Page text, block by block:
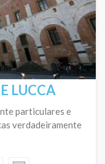
LUCCA
particulares e
verdadeiramente